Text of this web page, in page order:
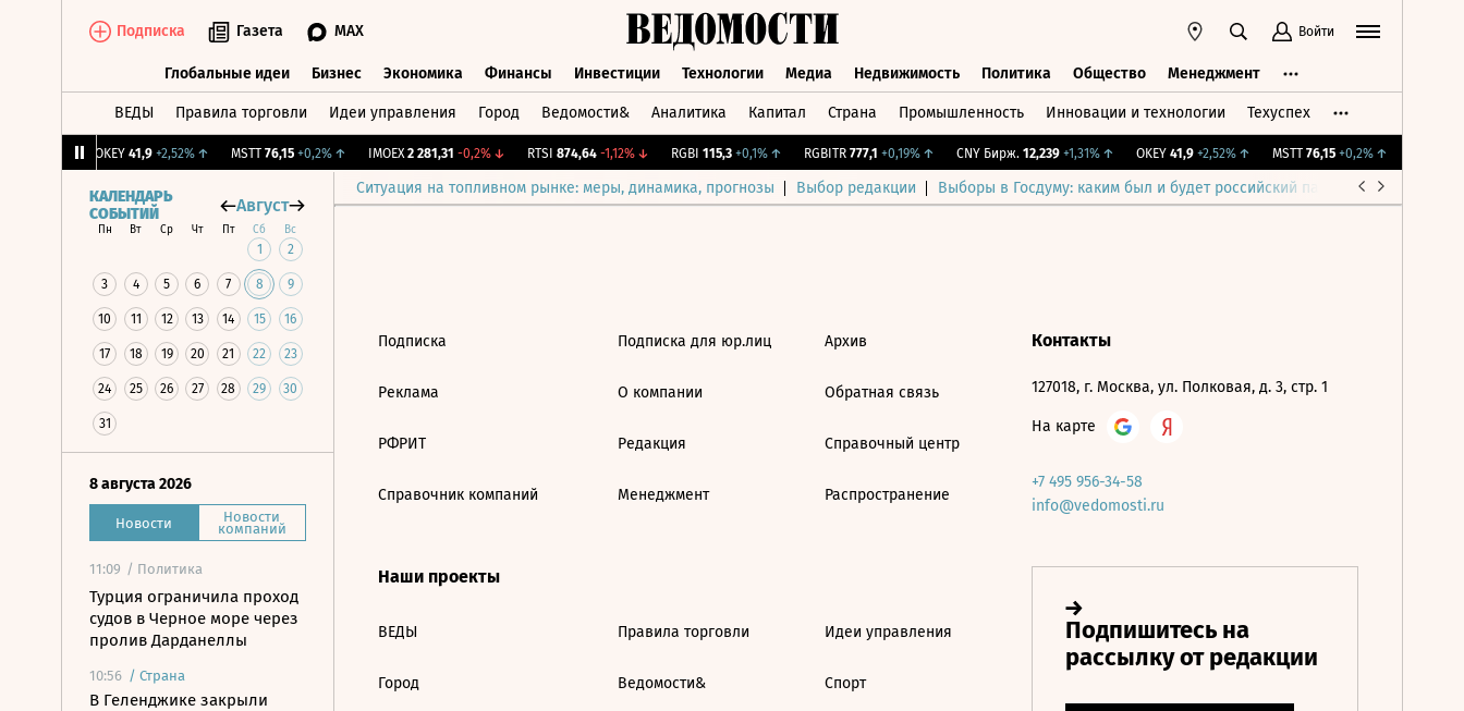
Подписка Газета MAX Войти
Глобальные идеи Бизнес Экономика Финансы Инвестиции Технологии Медиа Недвижимость Политика Общество Менеджмент
ВЕДЫ Правила торговли Идеи управления Город Ведомости& Аналитика Капитал Страна Промышленность Инновации и технологии Техуспех
OKEY 41,9 +2,52%↑ MSTT 76,15 +0,2%↑ IMOEX 2 281,31 -0,2%↓ RTSI 874,64 -1,12%↓ RGBI 115,3 +0,1%↑ RGBITR 777,1 +0,19%↑ CNY Бирж. 12,239 +1,31%↑ OKEY 41,9 +2,52%↑ MSTT 76,15 +0,2%↑
Ситуация на топливном рынке: меры, динамика, прогнозы Выбор редакции Выборы в Госдуму: каким был и будет российский парламент
КАЛЕНДАРЬ
СОБЫТИЙ
Август
Пн Вт Ср Чт Пт Сб Вс
1 2
3 4 5 6 7 8 9
10 11 12 13 14 15 16
17 18 19 20 21 22 23
24 25 26 27 28 29 30
31
8 августа 2026
Новости Новости
компаний
11:09 / Политика
Турция ограничила проход
судов в Черное море через
пролив Дарданеллы
10:56 / Страна
В Геленджике закрыли
Подписка
Реклама
РФРИТ
Справочник компаний
Подписка для юр.лиц
О компании
Редакция
Менеджмент
Архив
Обратная связь
Справочный центр
Распространение
Наши проекты
ВЕДЫ
Город
Правила торговли
Ведомости&
Идеи управления
Спорт
Контакты
127018, г. Москва, ул. Полковая, д. 3, стр. 1
На карте
+7 495 956-34-58
info@vedomosti.ru